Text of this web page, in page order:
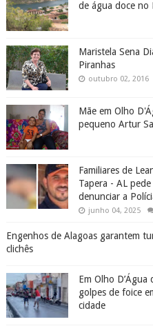
de água doce no
Maristela Sena
Piranhas
outubro 02, 2016
Mãe em Olho
pequeno Artur
Familiares de
Tapera - AL
denunciar a
junho 04, 2025
Engenhos de Alagoas garantem
clichês
Em Olho
golpes de foice
cidade